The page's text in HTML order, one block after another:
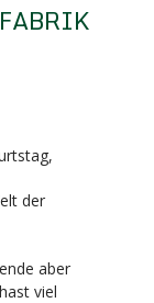
der
aber
viel